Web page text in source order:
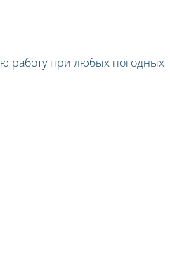
работу при любых погодных